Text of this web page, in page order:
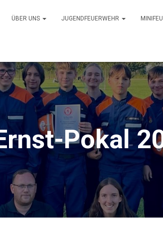
ÜBER UNS JUGENDFEUERWEHR
Pokal